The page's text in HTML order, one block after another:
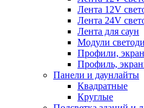
Лента 12V
Лента 24V
Лента для саун
Модули
Профили,
Профиль,
Панели и даунлайты
Квадратные
Круглые